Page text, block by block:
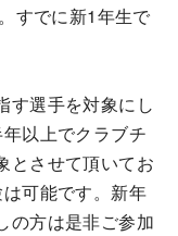
すでに新1年生で
す選手を対象にし
以上でクラブチ
とさせて頂いてお
可能です。新年
の方は是非ご参加